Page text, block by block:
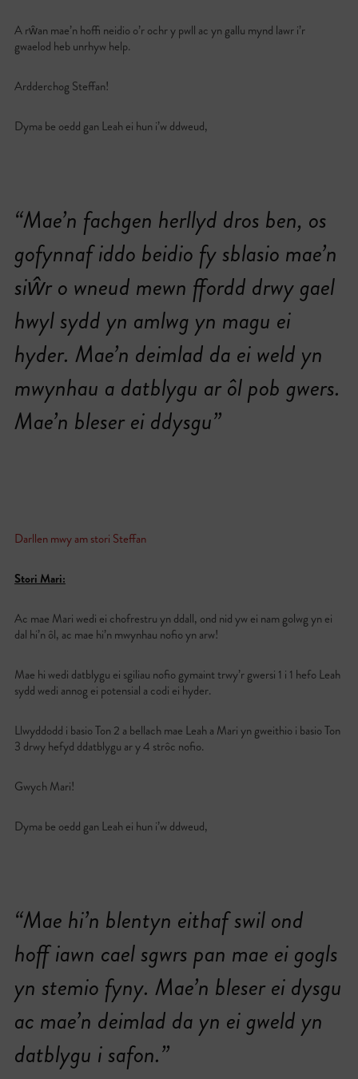
A rŵan mae’n hoffi neidio o’r ochr y pwll ac yn gallu mynd lawr i’r
gwaelod heb unrhyw help.
Ardderchog Steffan!
Dyma be oedd gan Leah ei hun i’w ddweud,
“Mae’n fachgen herllyd dros ben, os
gofynnaf iddo beidio fy sblasio mae’n
siŵr o wneud mewn ffordd drwy gael
hwyl sydd yn amlwg yn magu ei
hyder. Mae’n deimlad da ei weld yn
mwynhau a datblygu ar ôl pob gwers.
Mae’n bleser ei ddysgu”
Darllen mwy am stori Steffan
Stori Mari:
Ac mae Mari wedi ei chofrestru yn ddall, ond nid yw ei nam golwg yn ei
dal hi’n ôl, ac mae hi’n mwynhau nofio yn arw!
Mae hi wedi datblygu ei sgiliau nofio gymaint trwy’r gwersi 1 i 1 hefo Leah
sydd wedi annog ei potensial a codi ei hyder.
Llwyddodd i basio Ton 2 a bellach mae Leah a Mari yn gweithio i basio Ton
3 drwy hefyd ddatblygu ar y 4 strôc nofio.
Gwych Mari!
Dyma be oedd gan Leah ei hun i’w ddweud,
“Mae hi’n blentyn eithaf swil ond
hoff iawn cael sgwrs pan mae ei gogls
yn stemio fyny. Mae’n bleser ei dysgu
ac mae’n deimlad da yn ei gweld yn
datblygu i safon.”